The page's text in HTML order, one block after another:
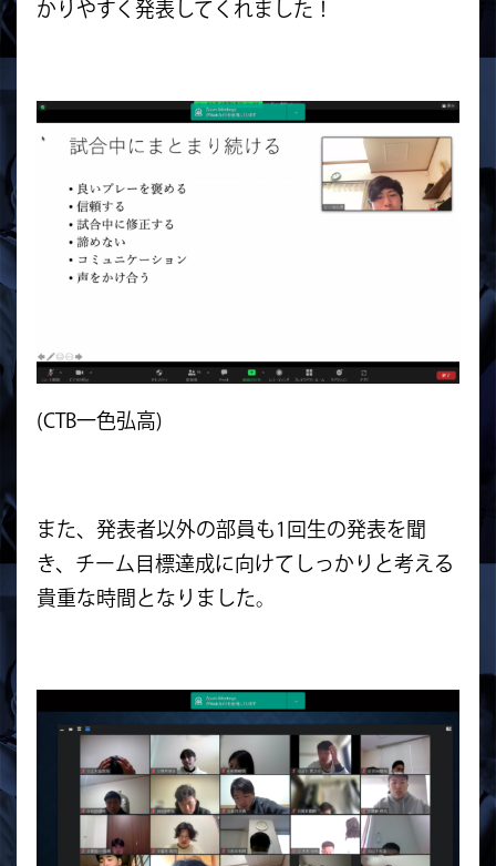
かりやすく発表してくれました！
(CTB一色弘高)
また、発表者以外の部員も1回生の発表を聞
き、チーム目標達成に向けてしっかりと考える
貴重な時間となりました。